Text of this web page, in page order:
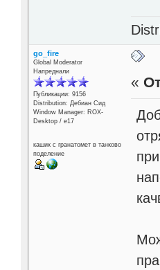
go_fire
Global Moderator
Напреднали
Публикации: 9156
Distribution: Дебиан Сид
Window Manager: ROX-
Desktop / е17
кашик с гранатомет в танково
поделение
«